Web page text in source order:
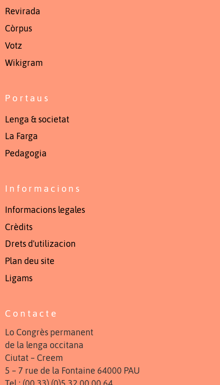
Revirada
Còrpus
Votz
Wikigram
Portaus
Lenga & societat
La Farga
Pedagogia
Informacions
Informacions legales
Crèdits
Drets d'utilizacion
Plan deu site
Ligams
Contacte
Lo Congrès permanent
de la lenga occitana
Ciutat – Creem
5 – 7 rue de la Fontaine 64000 PAU